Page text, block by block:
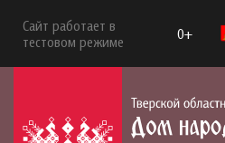
Сайт работает в
тестовом режиме
0+